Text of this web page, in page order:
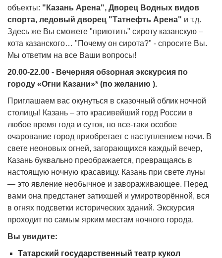
объекты: "Казань Арена", Дворец Водных видов
спорта, ледовый дворец "Татнефть Арена" и т.д.
Здесь же Вы сможете "приютить" сироту казанскую –
кота казанского… "Почему он сирота?" - спросите Вы.
Мы ответим на все Ваши вопросы!
20.00-22.00 - Вечерняя обзорная экскурсия по
городу «Огни Казани»* (по желанию ).
Приглашаем вас окунуться в сказочный облик ночной
столицы! Казань – это красивейший горд России в
любое время года и суток, но все-таки особое
очарование город приобретает с наступлением ночи. В
свете неоновых огней, загорающихся каждый вечер,
Казань буквально преображается, превращаясь в
настоящую ночную красавицу. Казань при свете луны
— это явление необычное и завораживающее. Перед
вами она предстанет затихшей и умиротворённой, вся
в огнях подсветки исторических зданий. Экскурсия
проходит по самым ярким местам ночного города.
Вы увидите:
Татарский государственный театр кукол